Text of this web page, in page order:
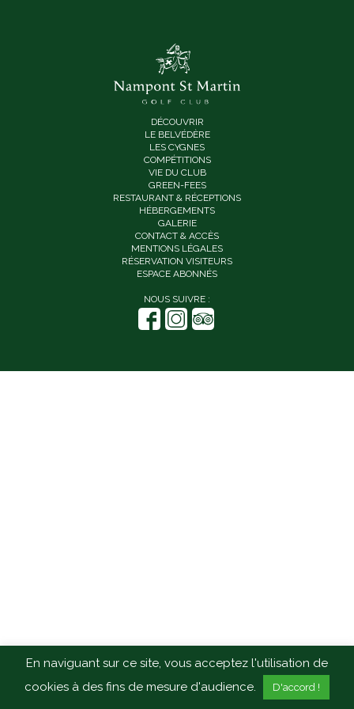
DÉCOUVRIR
LE BELVÉDÈRE
LES CYGNES
COMPÉTITIONS
VIE DU CLUB
GREEN-FEES
RESTAURANT & RÉCEPTIONS
HÉBERGEMENTS
GALERIE
CONTACT & ACCÈS
MENTIONS LÉGALES
RÉSERVATION VISITEURS
ESPACE ABONNÉS
NOUS SUIVRE :
En naviguant sur ce site, vous acceptez l'utilisation de
cookies à des fins de mesure d'audience.
D'accord !